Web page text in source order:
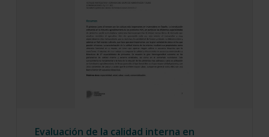
Evaluación de la calidad interna en